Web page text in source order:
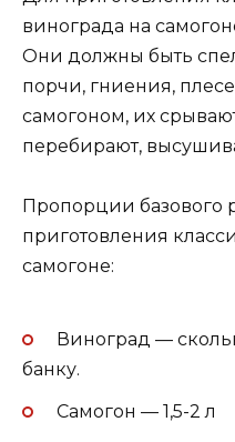
винограда на
Они должны быть
порчи, гниения,
самогоном, их
перебирают,
Пропорции базового
приготовления
самогоне:
Виноград —
банку.
Самогон — 1,5-2 л